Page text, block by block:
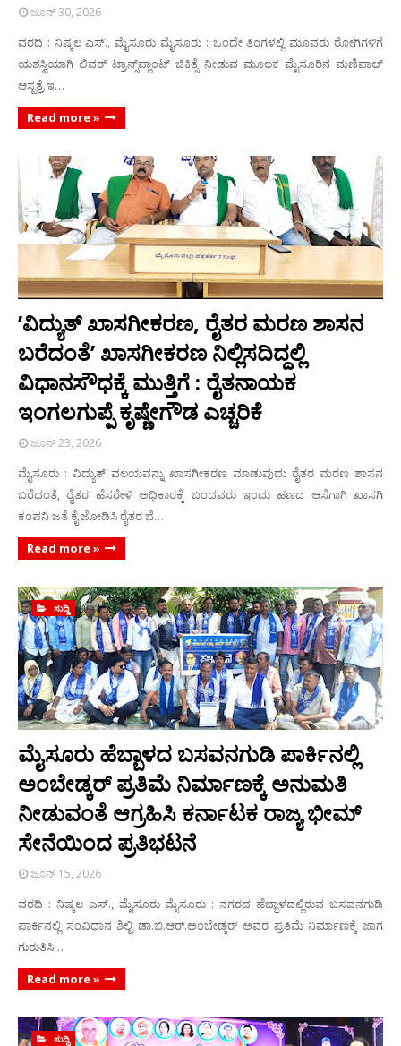
ಜೂನ್ 30, 2026
ವರದಿ : ನಿಷ್ಕಲ ಎಸ್., ಮೈಸೂರು ಮೈಸೂರು : ಒಂದೇ ತಿಂಗಳಲ್ಲಿ ಮೂವರು ರೋಗಿಗಳಿಗೆ
ಯಶಸ್ವಿಯಾಗಿ ಲಿವರ್ ಟ್ರಾನ್ಸ್‌ಪ್ಲಾಂಟ್ ಚಿಕಿತ್ಸೆ ನೀಡುವ ಮೂಲಕ ಮೈಸೂರಿನ ಮಣಿಪಾಲ್
ಆಸ್ಪತ್ರೆ ಇ…
Read more »
’ವಿದ್ಯುತ್ ಖಾಸಗೀಕರಣ, ರೈತರ ಮರಣ ಶಾಸನ
ಬರೆದಂತೆ’ ಖಾಸಗೀಕರಣ ನಿಲ್ಲಿಸದಿದ್ದಲ್ಲಿ
ವಿಧಾನಸೌಧಕ್ಕೆ ಮುತ್ತಿಗೆ : ರೈತನಾಯಕ
ಇಂಗಲಗುಪ್ಪೆ ಕೃಷ್ಣೇಗೌಡ ಎಚ್ಚರಿಕೆ
ಜೂನ್ 23, 2026
ಮೈಸೂರು : ವಿದ್ಯುತ್ ವಲಯವನ್ನು ಖಾಸಗೀಕರಣ ಮಾಡುವುದು ರೈತರ ಮರಣ ಶಾಸನ
ಬರೆದಂತೆ, ರೈತರ ಹೆಸರೇಳಿ ಅಧಿಕಾರಕ್ಕೆ ಬಂದವರು ಇಂದು ಹಣದ ಆಸೆಗಾಗಿ ಖಾಸಗಿ
ಕಂಪನಿ ಜತೆ ಕೈ ಜೋಡಿಸಿ ರೈತರ ಬೆ…
Read more »
ಸುದ್ದಿ
ಮೈಸೂರು ಹೆಬ್ಬಾಳದ ಬಸವನಗುಡಿ ಪಾರ್ಕಿನಲ್ಲಿ
ಅಂಬೇಡ್ಕರ್ ಪ್ರತಿಮೆ ನಿರ್ಮಾಣಕ್ಕೆ ಅನುಮತಿ
ನೀಡುವಂತೆ ಆಗ್ರಹಿಸಿ ಕರ್ನಾಟಕ ರಾಜ್ಯ ಭೀಮ್
ಸೇನೆಯಿಂದ ಪ್ರತಿಭಟನೆ
ಜೂನ್ 15, 2026
ವರದಿ : ನಿಷ್ಕಲ ಎಸ್., ಮೈಸೂರು ಮೈಸೂರು : ನಗರದ ಹೆಬ್ಬಾಳದಲ್ಲಿರುವ ಬಸವನಗುಡಿ
ಪಾರ್ಕಿನಲ್ಲಿ ಸಂವಿಧಾನ ಶಿಲ್ಪಿ ಡಾ.ಬಿ.ಆರ್.ಅಂಬೇಡ್ಕರ್ ಅವರ ಪ್ರತಿಮೆ ನಿರ್ಮಾಣಕ್ಕೆ ಜಾಗ
ಗುರುತಿಸಿ…
Read more »
ಸುದ್ದಿ